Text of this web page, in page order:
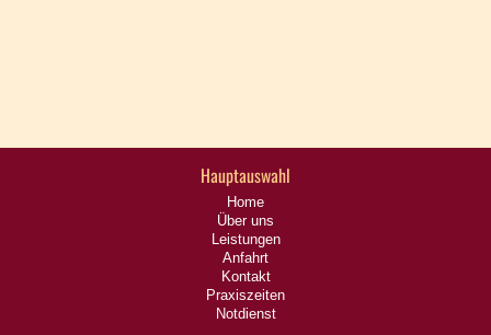
Hauptauswahl
Home
Über uns
Leistungen
Anfahrt
Kontakt
Praxiszeiten
Notdienst